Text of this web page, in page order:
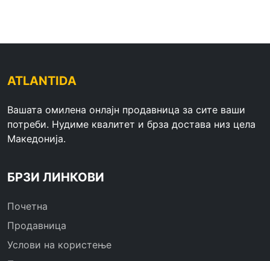
ATLANTIDA
Вашата омилена онлајн продавница за сите ваши
потреби. Нудиме квалитет и брза достава низ цела
Македонија.
БРЗИ ЛИНКОВИ
Почетна
Продавница
Услови на користење